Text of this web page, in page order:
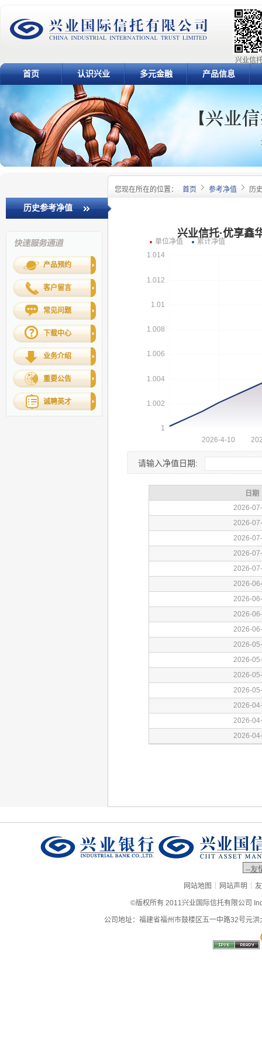
兴业信
首页 认识兴业 多元金融 产品信息
您现在所在的位置： 首页 参考净值 历
历史参考净值
产品预约
客户留言
常见问题
下载中心
业务介绍
重要公告
诚聘英才
请输入净值日期:
网站地图 | 网站声明 |
©版权所有 2011兴业国际信托有限公司
公司地址：福建省福州市鼓楼区五一中路32号元